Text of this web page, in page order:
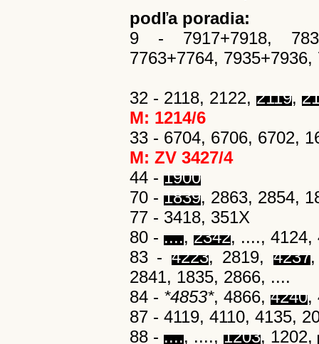
podľa poradia:
9 - 7917+7918,
7763+7764,
32 - 2118, 2122, 2119,
M: 1214/6
33 - 6704, 6706, 6702,
M: ZV 3427/4
44 - 1900
70 - 1839, 2863, 2854,
77 - 3418, 351X
80 - ...., 2342, ...., 4124,
83 - 4223, 2819, 4237,
2841, 1835, 2866, ....
84 - *4853*, 4866, 4240,
87 - 4119, 4110, 4135,
88 - ...., ...., 1203, 1202,